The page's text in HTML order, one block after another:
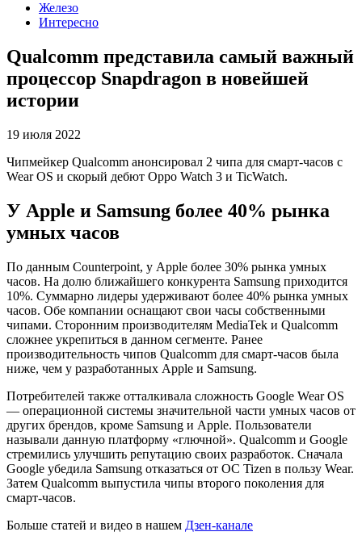
Железо
Интересно
Qualcomm представила самый важный
процессор Snapdragon в новейшей
истории
19 июля 2022
Чипмейкер Qualcomm анонсировал 2 чипа для смарт-часов с
Wear OS и скорый дебют Oppo Watch 3 и TicWatch.
У Apple и Samsung более 40% рынка
умных часов
По данным Counterpoint, у Apple более 30% рынка умных
часов. На долю ближайшего конкурента Samsung приходится
10%. Суммарно лидеры удерживают более 40% рынка умных
часов. Обе компании оснащают свои часы собственными
чипами. Сторонним производителям MediaTek и Qualcomm
сложнее укрепиться в данном сегменте. Ранее
производительность чипов Qualcomm для смарт-часов была
ниже, чем у разработанных Apple и Samsung.
Потребителей также отталкивала сложность Google Wear OS
— операционной системы значительной части умных часов от
других брендов, кроме Samsung и Apple. Пользователи
называли данную платформу «глючной». Qualcomm и Google
стремились улучшить репутацию своих разработок. Сначала
Google убедила Samsung отказаться от ОС Tizen в пользу Wear.
Затем Qualcomm выпустила чипы второго поколения для
смарт-часов.
Больше статей и видео в нашем Дзен-канале